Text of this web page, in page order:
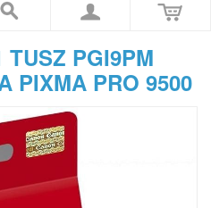
TUSZ PGI9PM
PIXMA PRO 9500